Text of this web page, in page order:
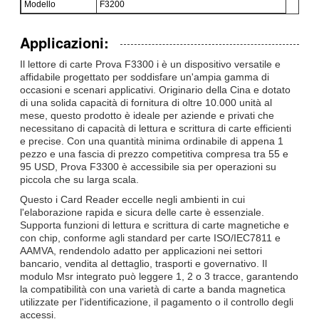
Modello F3200
Applicazioni:
Il lettore di carte Prova F3300 i è un dispositivo versatile e
affidabile progettato per soddisfare un'ampia gamma di
occasioni e scenari applicativi. Originario della Cina e dotato
di una solida capacità di fornitura di oltre 10.000 unità al
mese, questo prodotto è ideale per aziende e privati ​​che
necessitano di capacità di lettura e scrittura di carte efficienti
e precise. Con una quantità minima ordinabile di appena 1
pezzo e una fascia di prezzo competitiva compresa tra 55 e
95 USD, Prova F3300 è accessibile sia per operazioni su
piccola che su larga scala.
Questo i Card Reader eccelle negli ambienti in cui
l'elaborazione rapida e sicura delle carte è essenziale.
Supporta funzioni di lettura e scrittura di carte magnetiche e
con chip, conforme agli standard per carte ISO/IEC7811 e
AAMVA, rendendolo adatto per applicazioni nei settori
bancario, vendita al dettaglio, trasporti e governativo. Il
modulo Msr integrato può leggere 1, 2 o 3 tracce, garantendo
la compatibilità con una varietà di carte a banda magnetica
utilizzate per l'identificazione, il pagamento o il controllo degli
accessi.